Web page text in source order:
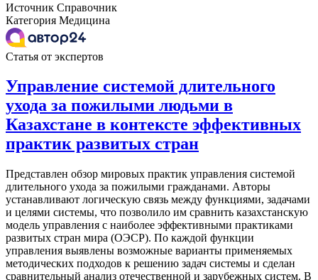
Источник Справочник
Категория Медицина
Статья от экспертов
Управление системой длительного
ухода за пожилыми людьми в
Казахстане в контексте эффективных
практик развитых стран
Представлен обзор мировых практик управления системой
длительного ухода за пожилыми гражданами. Авторы
устанавливают логическую связь между функциями, задачами
и целями системы, что позволило им сравнить казахстанскую
модель управления с наиболее эффективными практиками
развитых стран мира (ОЭСР). По каждой функции
управления выявлены возможные варианты применяемых
методических подходов к решению задач системы и сделан
сравнительный анализ отечественной и зарубежных систем. В